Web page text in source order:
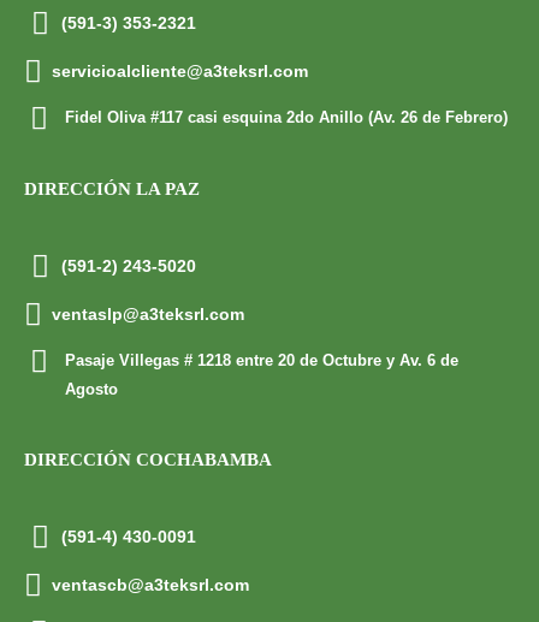
(591-3) 353-2321
servicioalcliente@a3teksrl.com
Fidel Oliva #117 casi esquina 2do Anillo (Av. 26 de Febrero)
DIRECCIÓN LA PAZ
(591-2) 243-5020
ventaslp@a3teksrl.com
Pasaje Villegas # 1218 entre 20 de Octubre y Av. 6 de
Agosto
DIRECCIÓN COCHABAMBA
(591-4) 430-0091
ventascb@a3teksrl.com